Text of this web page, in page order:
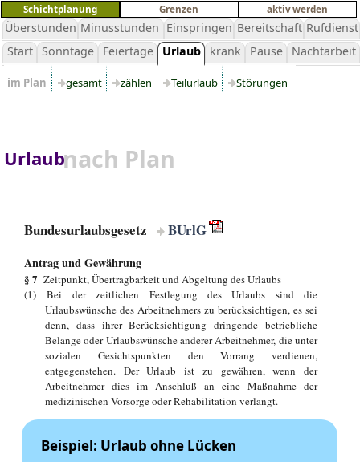
Schichtplanung Grenzen aktiv werden
Überstunden Minusstunden Einspringen Bereitschaft Rufdienst
Start
Sonntage Feiertage Urlaub krank Pause Nachtarbeit
im Plan gesamt zählen Teilurlaub Störungen
Urlaubnach Plan
Bundesurlaubsgesetz BUrlG
Antrag und Gewährung
§ 7 Zeitpunkt, Übertragbarkeit und Abgeltung des Urlaubs
(1) Bei der zeitlichen Festlegung des Urlaubs sind die
Urlaubswünsche des Arbeitnehmers zu berücksichtigen, es sei
denn, dass ihrer Berücksichtigung dringende betriebliche
Belange oder Urlaubswünsche anderer Arbeitnehmer, die unter
sozialen Gesichtspunkten den Vorrang verdienen,
entgegenstehen. Der Urlaub ist zu gewähren, wenn der
Arbeitnehmer dies im Anschluß an eine Maßnahme der
medizinischen Vorsorge oder Rehabilitation verlangt.
Beispiel: Urlaub ohne Lücken